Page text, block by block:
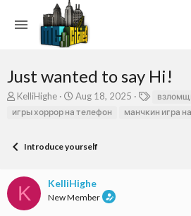
Just wanted to say Hi!
T
h
a
t
r
KelliHighe
S
t
t
t
e
Aug 18, 2025
a
игры хоррор на телефон
манчкин игра
Introduce yourself
K KelliHighe
New Member